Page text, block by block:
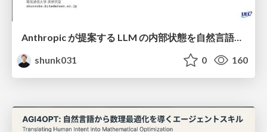
Anthropic が提案する LLM の内部状態を自然言語で説明可能にした Natural Language Autoencoders / Natural Language Autoencoders Produce Unsupervised Explanations of LLM Activations
shunk031
0 160